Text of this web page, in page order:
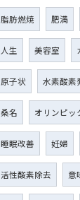
脂肪燃焼 肥満
人生 美容室
原子状 水素酸素
桑名 オリンピッ
睡眠改善 妊婦
活性酸素除去 意